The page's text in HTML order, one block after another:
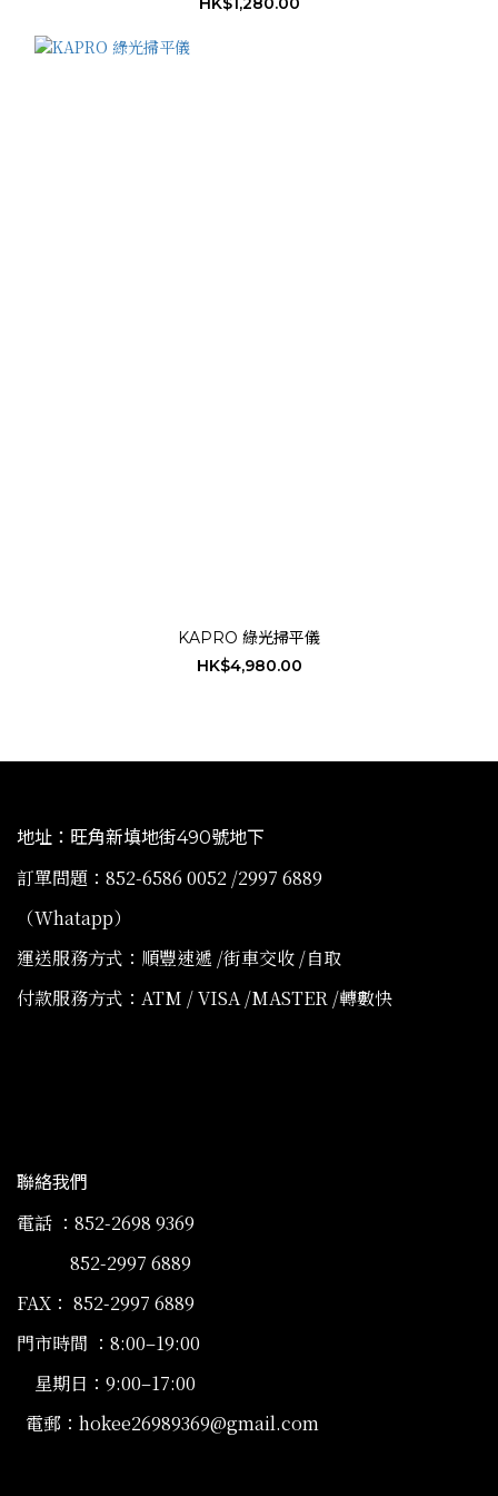
KAPRO 綠光掃平儀
HK$4,980.00
地址：旺角新填地街490號地下
訂單問題：852-6586 0052 /2997 6889
（Whatapp）
運送服務方式：順豐速遞 /街車交收 /自取
付款服務方式：ATM / VISA /MASTER /轉數快
聯絡我們
電話 ：852-2698 9369
852-2997 6889
FAX： 852-2997 6889
門市時間 ：8:00–19:00
星期日：9:00–17:00
電郵：hokee26989369@gmail.com